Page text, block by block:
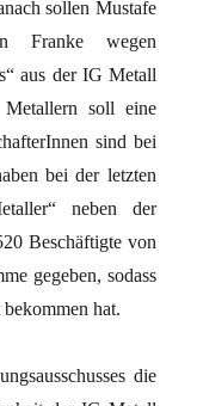
sollen Mustafe
Franke wegen
aus der IG Metall
Metallern soll eine
sind bei
bei der letzten
neben der
Beschäftigte von
gegeben, sodass
hat.
die